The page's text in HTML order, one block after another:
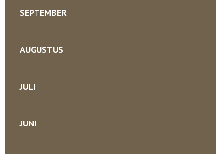
SEPTEMBER
AUGUSTUS
JULI
JUNI